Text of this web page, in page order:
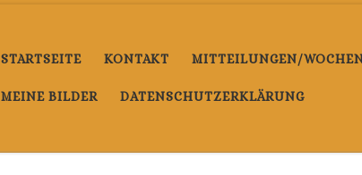
STARTSEITE KONTAKT MITTEILUNGEN/
MEINE BILDER DATENSCHUTZERKLÄRUNG